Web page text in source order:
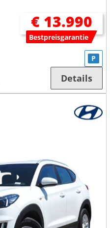
€ 13.990
Bestpreisgarantie
P
Details